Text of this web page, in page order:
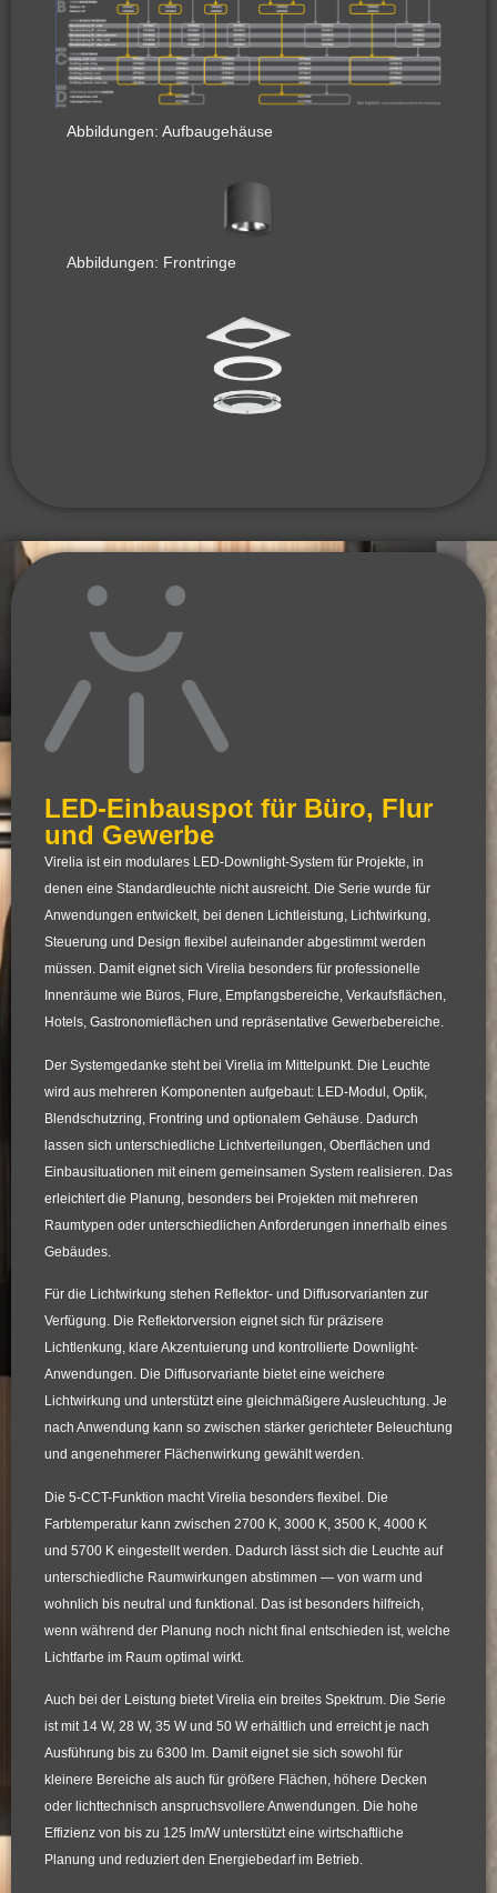
Abbildungen: Aufbaugehäuse
Abbildungen: Frontringe
LED-Einbauspot für Büro, Flur
und Gewerbe
Virelia ist ein modulares LED-Downlight-System für Projekte, in
denen eine Standardleuchte nicht ausreicht. Die Serie wurde für
Anwendungen entwickelt, bei denen Lichtleistung, Lichtwirkung,
Steuerung und Design flexibel aufeinander abgestimmt werden
müssen. Damit eignet sich Virelia besonders für professionelle
Innenräume wie Büros, Flure, Empfangsbereiche, Verkaufsflächen,
Hotels, Gastronomieflächen und repräsentative Gewerbebereiche.
Der Systemgedanke steht bei Virelia im Mittelpunkt. Die Leuchte
wird aus mehreren Komponenten aufgebaut: LED-Modul, Optik,
Blendschutzring, Frontring und optionalem Gehäuse. Dadurch
lassen sich unterschiedliche Lichtverteilungen, Oberflächen und
Einbausituationen mit einem gemeinsamen System realisieren. Das
erleichtert die Planung, besonders bei Projekten mit mehreren
Raumtypen oder unterschiedlichen Anforderungen innerhalb eines
Gebäudes.
Für die Lichtwirkung stehen Reflektor- und Diffusorvarianten zur
Verfügung. Die Reflektorversion eignet sich für präzisere
Lichtlenkung, klare Akzentuierung und kontrollierte Downlight-
Anwendungen. Die Diffusorvariante bietet eine weichere
Lichtwirkung und unterstützt eine gleichmäßigere Ausleuchtung. Je
nach Anwendung kann so zwischen stärker gerichteter Beleuchtung
und angenehmerer Flächenwirkung gewählt werden.
Die 5-CCT-Funktion macht Virelia besonders flexibel. Die
Farbtemperatur kann zwischen 2700 K, 3000 K, 3500 K, 4000 K
und 5700 K eingestellt werden. Dadurch lässt sich die Leuchte auf
unterschiedliche Raumwirkungen abstimmen — von warm und
wohnlich bis neutral und funktional. Das ist besonders hilfreich,
wenn während der Planung noch nicht final entschieden ist, welche
Lichtfarbe im Raum optimal wirkt.
Auch bei der Leistung bietet Virelia ein breites Spektrum. Die Serie
ist mit 14 W, 28 W, 35 W und 50 W erhältlich und erreicht je nach
Ausführung bis zu 6300 lm. Damit eignet sie sich sowohl für
kleinere Bereiche als auch für größere Flächen, höhere Decken
oder lichttechnisch anspruchsvollere Anwendungen. Die hohe
Effizienz von bis zu 125 lm/W unterstützt eine wirtschaftliche
Planung und reduziert den Energiebedarf im Betrieb.